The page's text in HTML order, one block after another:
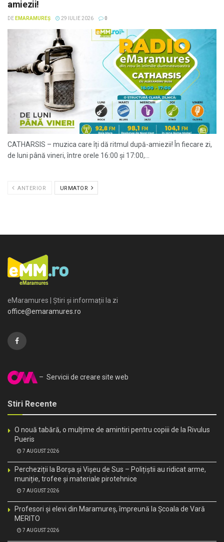
amiezii!
DE EMARAMUREȘ 29 IULIE 2026 0
CATHARSIS – muzica care îți dă ritmul după-amiezii! În fiecare zi,
de luni până vineri, între orele 16:00 și 17:00,...
ANTERIOR URMATOR
eMaramures | Știri și informații la zi
office@emaramures.ro
– Servicii de creare site web
Stiri Recente
O nouă tabără, o mulțime de amintiri pentru copiii de la Rivulus
Pueris
7 AUGUST 2026
Percheziții la Borșa și Vișeu de Sus – Polițiștii au ridicat arme,
muniție, trofee și materiale pirotehnice
7 AUGUST 2026
Profesori și elevi din Maramureș, împreună la Școala de Vară
MERITO
7 AUGUST 2026